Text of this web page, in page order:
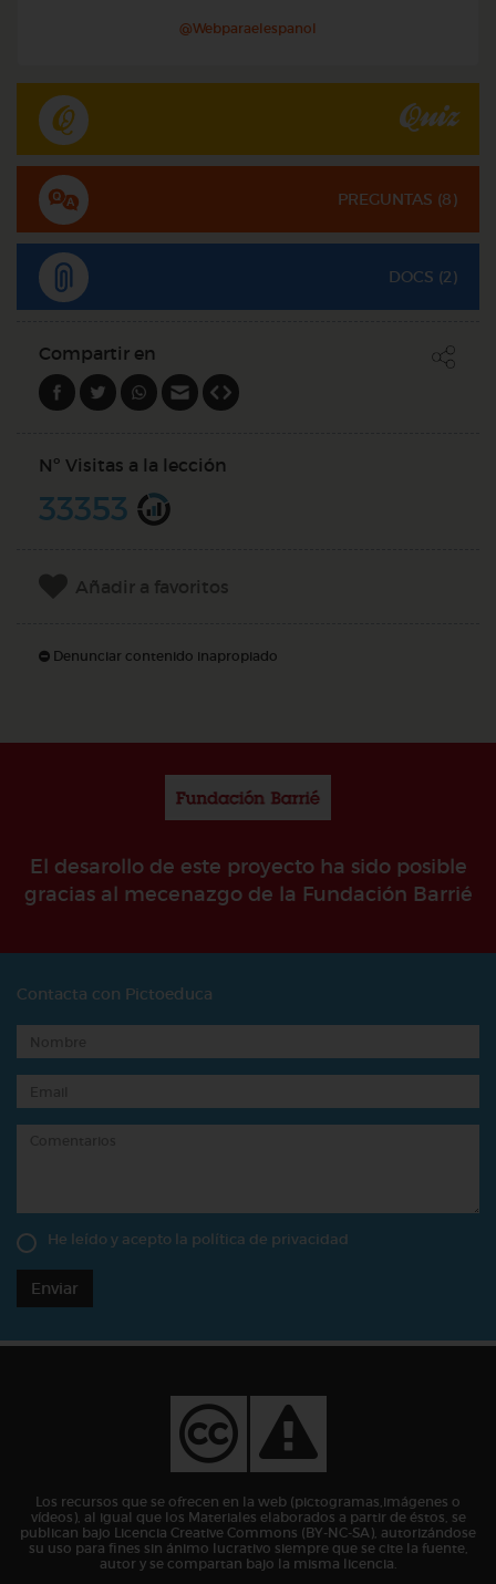
@Webparaelespanol
Quiz
PREGUNTAS (8)
DOCS (2)
Compartir en
Nº Visitas a la lección
33353
Añadir a favoritos
Denunciar contenido inapropiado
El desarollo de este proyecto ha sido posible
gracias al mecenazgo de la Fundación Barrié
Contacta con Pictoeduca
He leído y acepto la política de privacidad
Enviar
Los recursos que se ofrecen en la web (pictogramas,imágenes o
vídeos), al igual que los Materiales elaborados a partir de éstos, se
publican bajo Licencia Creative Commons (BY-NC-SA), autorizándose
su uso para fines sin ánimo lucrativo siempre que se cite la fuente,
autor y se compartan bajo la misma licencia.